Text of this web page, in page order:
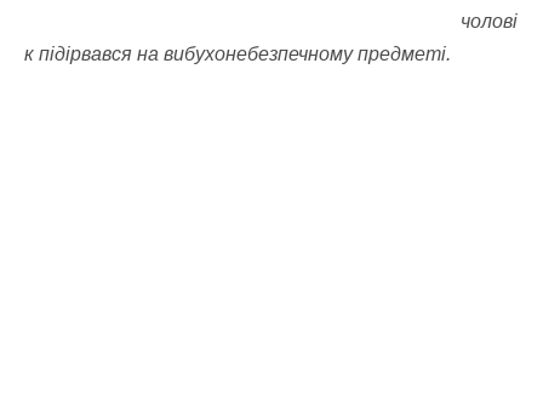
чолові
к підірвався на вибухонебезпечному предметі.